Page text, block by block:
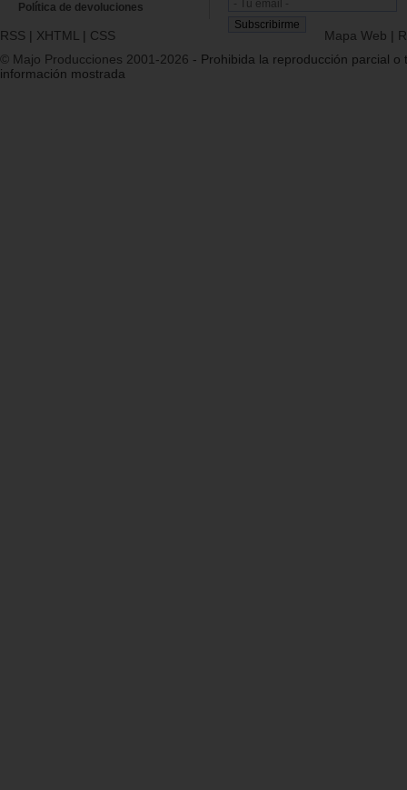
Política de devoluciones
RSS | XHTML | CSS Mapa Web |
© Majo Producciones 2001-2026 - Prohibida la reproducción parcial o
información mostrada